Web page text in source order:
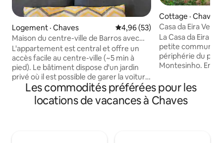
Logement · Chaves Note moyenne de 4,96 sur 5,
4,96 (53)
Maison du centre-ville de Barros avec
balcon et parking pvt
L'appartement est central et offre un
accès facile au centre-ville (~5 min à
pied). Le bâtiment dispose d'un jardin
privé où il est possible de garer la voiture
et/ou de faire un barbecue.
L'appartement dispose d'un balcon à
l'avant de l'immeuble et d'un autre à
Cottage · Chaves
Casa da Eira
La Casa da Eira
petite
périphérie du
Montesinho. Entouré par la nature, il
relaxant, idéal
recherchent du
moments de
Les commodités préférées pour les
locations de vacances à Chaves